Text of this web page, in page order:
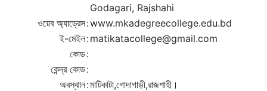
Godagari, Rajshahi
ওয়েব অ্যাড্রেস:www.mkadegreecollege.edu.bd
ই-মেইল:matikatacollege@gmail.com
কোড:
কেন্দ্র কোড:
অবস্থান:মাটিকাটা,গোদাগাড়ী,রাজশাহী।